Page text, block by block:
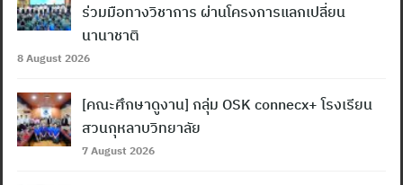
ร่วมมือทางวิชาการ ผ่านโครงการแลกเปลี่ยน
นานาชาติ
8 August 2026
[คณะศึกษาดูงาน] กลุ่ม OSK connecx+ โรงเรียน
สวนกุหลาบวิทยาลัย
7 August 2026